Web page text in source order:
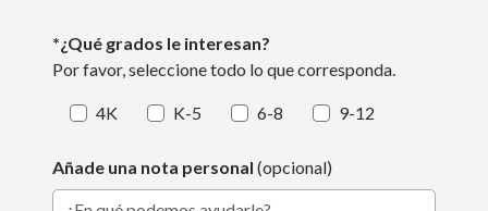
*¿Qué grados le interesan?
Por favor, seleccione todo lo que corresponda.
4K K-5 6-8 9-12
Añade una nota personal (opcional)